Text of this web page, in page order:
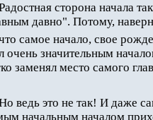
сторона начала
давно". Потому,
самое начало, свое
очень значительным
заменял место самого
ведь это не так! И даже
начальным началом